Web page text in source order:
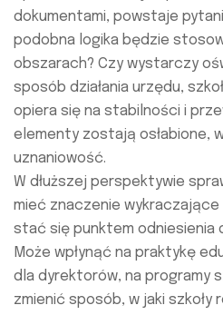
dokumentami, powstaje
podobna logika będzie
obszarach? Czy wystarczy
sposób działania urzędu,
opiera się na stabilności i
elementy zostają osłabione,
uznaniowość.
W dłuższej perspektywie
mieć znaczenie wykraczające
stać się punktem odniesienia
Może wpłynąć na praktykę
dla dyrektorów, na programy
zmienić sposób, w jaki szkoły